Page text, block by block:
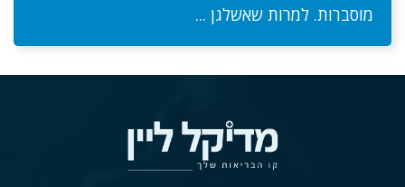
מוסברות. למרות שאשלגן ...